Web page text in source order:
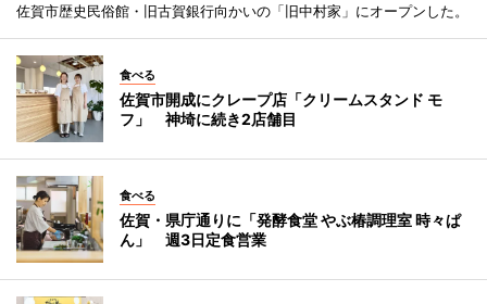
佐賀市歴史民俗館・旧古賀銀行向かいの「旧中村家」にオープンした。
食べる
佐賀市開成にクレープ店「クリームスタンド モ
フ」 神埼に続き2店舗目
食べる
佐賀・県庁通りに「発酵食堂 やぶ椿調理室 時々ぱ
ん」 週3日定食営業